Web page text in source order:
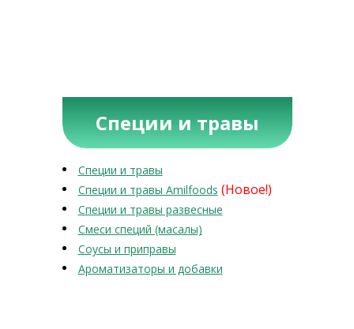
Специи и травы
Специи и травы
Специи и травы Amilfoods (Новое!)
Специи и травы развесные
Смеси специй (масалы)
Соусы и приправы
Ароматизаторы и добавки